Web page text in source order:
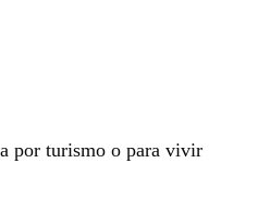
por turismo o para vivir